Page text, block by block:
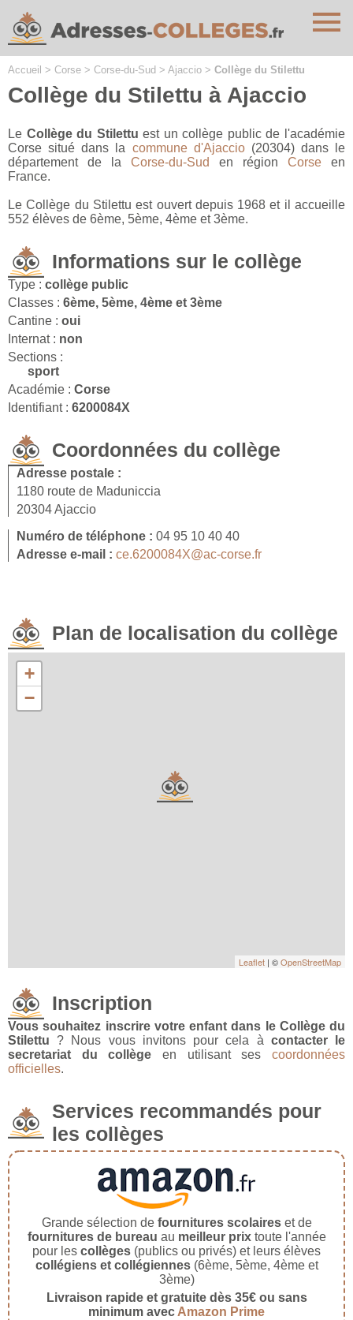
Accueil > Corse > Corse-du-Sud > Ajaccio > Collège du Stilettu
Collège du Stilettu à Ajaccio
Le Collège du Stilettu est un collège public de l'académie
Corse situé dans la commune d'Ajaccio(20304) dans le
département de la Corse-du-Sud en région Corse en
France.
Le Collège du Stilettu est ouvert depuis 1968 et il accueille
552 élèves de 6ème, 5ème, 4ème et 3ème.
Informations sur le collège
Type : collège public
Classes : 6ème, 5ème, 4ème et 3ème
Cantine : oui
Internat : non
Sections :
sport
Académie : Corse
Identifiant : 6200084X
Coordonnées du collège
Adresse postale :
1180 route de Maduniccia
20304 Ajaccio
Numéro de téléphone : 04 95 10 40 40
Adresse e-mail : ce.6200084X@ac-corse.fr
Plan de localisation du collège
+
−
Leaflet | ©OpenStreetMap
Inscription
Vous souhaitez inscrire votre enfant dans le Collège du
Stilettu ? Nous vous invitons pour cela à contacter le
secretariat du collège en utilisant sescoordonnées
officielles.
Services recommandés pour
les collèges
Grande sélection de fournitures scolaireset de
fournitures de bureau au meilleur prixtoute l'année
pour les collèges (publics ou privés) et leurs élèves
collégiens et collégiennes(6ème, 5ème, 4ème et
3ème)
Livraison rapide et gratuite dès 35€ ou sans
minimum avec Amazon Prime